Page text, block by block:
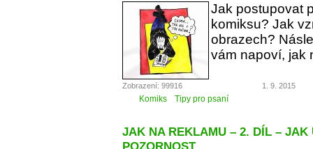
Jak postupovat
komiksu? Jak
obrazech?
vám napoví, jak
Zobrazení: 99916 1. 9. 2015
Komiks Tipy pro psaní
JAK NA REKLAMU – 2. DÍL – JAK
POZORNOST